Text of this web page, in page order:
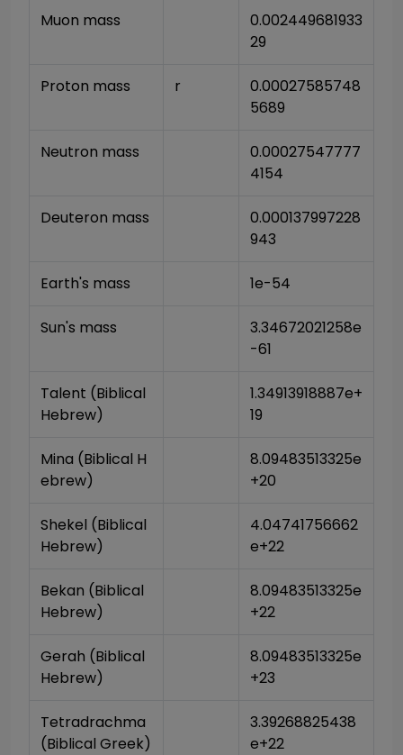
Muon mass
0.002449681933
29
Proton mass r
0.00027585748
5689
Neutron mass
0.00027547777
4154
Deuteron mass
0.000137997228
943
Earth's mass 1e-54
Sun's mass
3.34672021258e
-61
Talent (Biblical
Hebrew)
1.34913918887e+
19
Mina (Biblical H
ebrew)
8.09483513325e
+20
Shekel (Biblical
Hebrew)
4.04741756662
e+22
Bekan (Biblical
Hebrew)
8.09483513325e
+22
Gerah (Biblical
Hebrew)
8.09483513325e
+23
Tetradrachma
(Biblical Greek)
3.39268825438
e+22